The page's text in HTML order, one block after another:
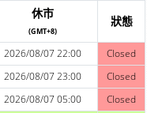
休市
(GMT+8)
狀態
2026/08/07 22:00
Closed
2026/08/07 23:00
Closed
2026/08/07 05:00
Closed